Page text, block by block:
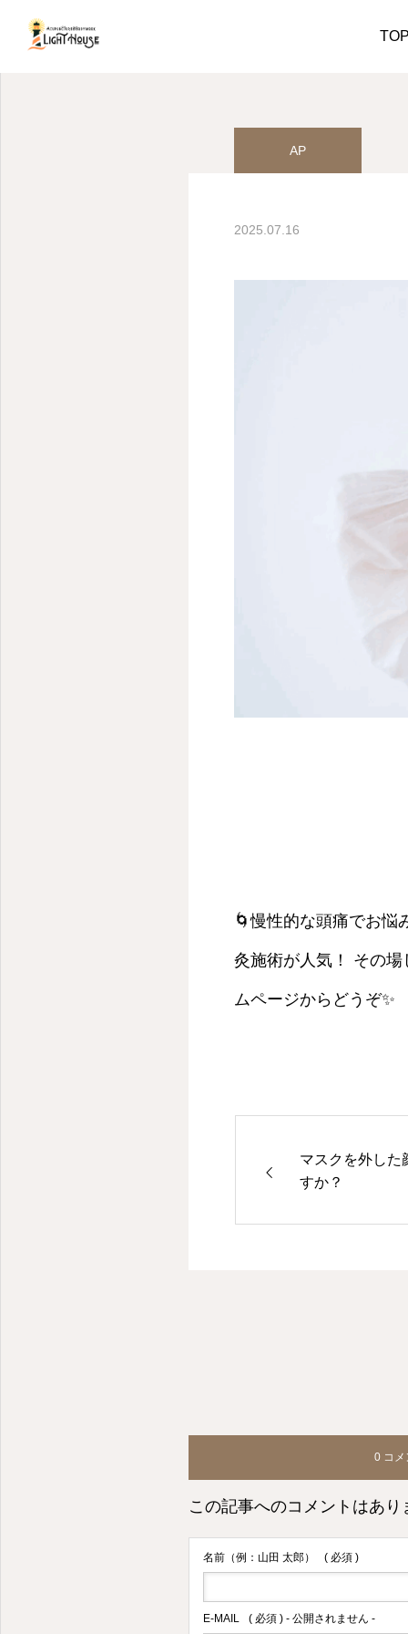
AP
2025.07.16
🌀慢性的な頭痛でお悩
灸施術が人気！ その
ムページからどうぞ✨
マスクを外した
すか？
0 コメ
この記事へのコメントはあり
名前（例：山田 太郎） ( 必須 )
E-MAIL ( 必須 ) - 公開されません -